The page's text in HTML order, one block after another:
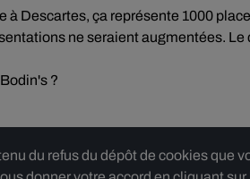
à Descartes, ça représente 1000
ne seraient augmentées.
?
du refus du dépôt de cookies que